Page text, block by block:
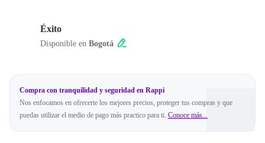
Éxito
Disponible en Bogotá
Compra con tranquilidad y seguridad en Rappi
Nos enfocamos en ofrecerte los mejores precios, proteger tus compras y que
puedas utilizar el medio de pago más practico para ti. Conoce más...